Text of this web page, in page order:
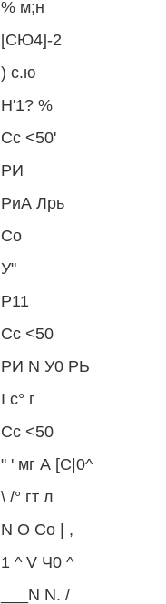
% м;н
[СЮ4]-2
) с.ю
Н'1? %
Сс <50'
РИ
РиА Лрь
Со
У"
Р11
Сс <50
РИ N У0 РЬ
I с° г
Сс <50
" ' мг А [С|0^
\ /° гт л
N О Со | ,
1 ^ V Ч0 ^
___N N. /